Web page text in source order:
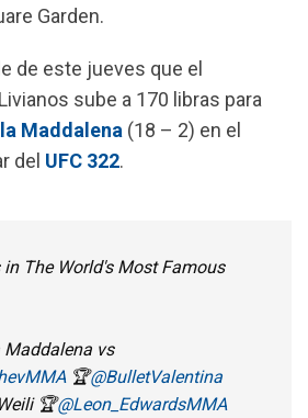
lGarden.
de este jueves que el
sube a 170 libras para
Maddalena (18 – 2) en el
del UFC 322.
The World's Most Famous
Maddalena vs
🏆@BulletValentina
🏆@Leon_EdwardsMMA